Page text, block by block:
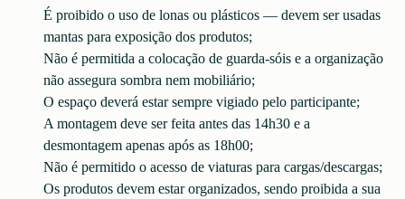
É proibido o uso de lonas ou plásticos — devem ser usadas
mantas para exposição dos produtos;
Não é permitida a colocação de guarda-sóis e a organização
não assegura sombra nem mobiliário;
O espaço deverá estar sempre vigiado pelo participante;
A montagem deve ser feita antes das 14h30 e a
desmontagem apenas após as 18h00;
Não é permitido o acesso de viaturas para cargas/descargas;
Os produtos devem estar organizados, sendo proibida a sua